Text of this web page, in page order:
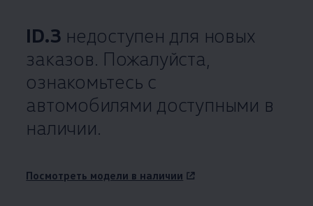
ID.3 недоступен для новых
заказов. Пожалуйста,
ознакомьтесь с
автомобилями доступными в
наличии.
Посмотреть модели в наличии